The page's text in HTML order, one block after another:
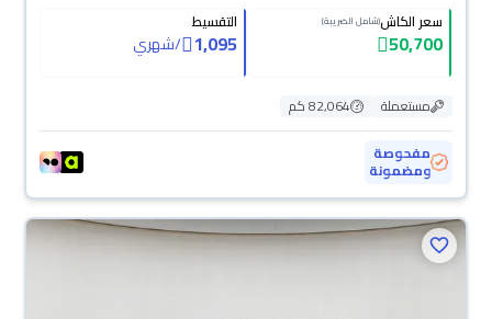
سعر الكاش(شامل الضريبة)
50,700
التقسيط
1,095
/شهري
مستعملة
82,064 كم
مفحوصة
ومضمونة